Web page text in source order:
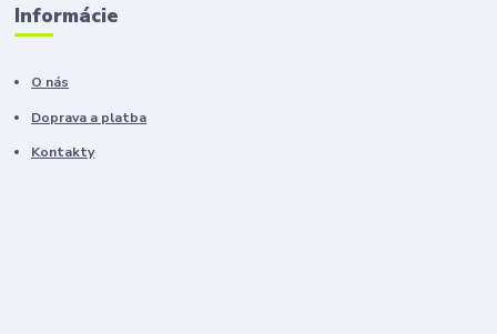
Informácie
O nás
Doprava a platba
Kontakty